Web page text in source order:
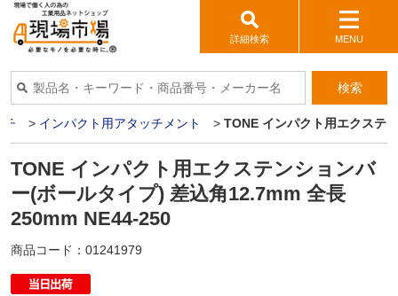
詳細検索 MENU
検索
チ > インパクト用アタッチメント > TONE インパクト用エクステ
TONE インパクト用エクステンションバ
ー(ボールタイプ) 差込角12.7mm 全長
250mm NE44-250
商品コード： 01241979